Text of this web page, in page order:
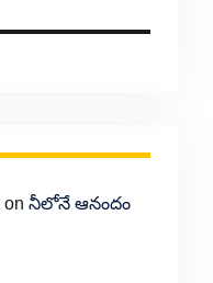
on నీలోనే ఆనందం